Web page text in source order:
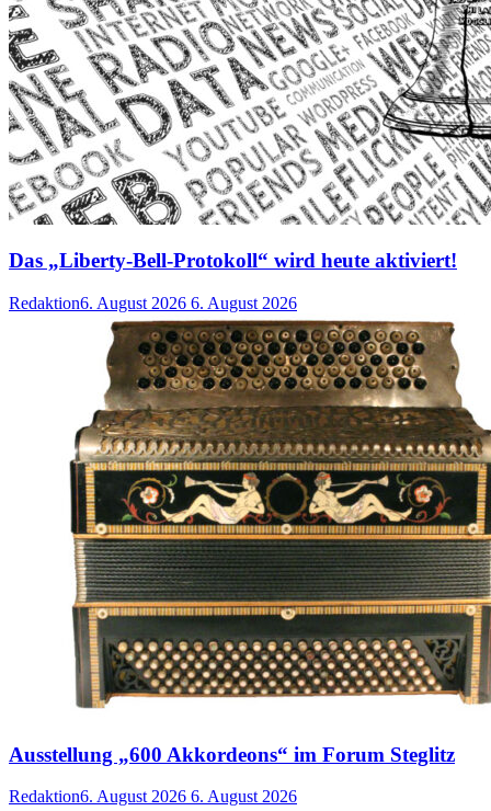
Das „Liberty-Bell-Protokoll“ wird heute aktiviert!
Redaktion6. August 2026 6. August 2026
Ausstellung „600 Akkordeons“ im Forum Steglitz
Redaktion6. August 2026 6. August 2026